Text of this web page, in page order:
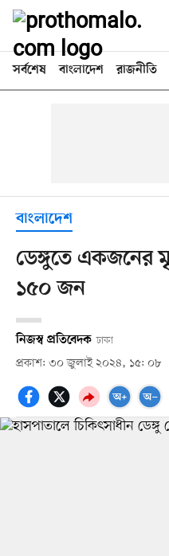
সর্বশেষ বাংলাদেশ রাজনীতি
বাংলাদেশ
ডেঙ্গুতে একজনের
১৫০ জন
নিজস্ব প্রতিবেদক ঢাকা
প্রকাশ: ৩০ জুলাই ২০২৪, ১৫: ০৮